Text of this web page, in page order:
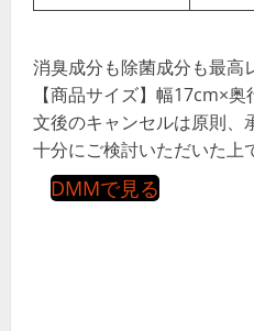
消臭成分も除菌成分も最高
【商品サイズ】幅17cm×
文後のキャンセルは原則、
十分にご検討いただいた上
DMMで見る